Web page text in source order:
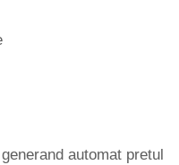
automat pretul